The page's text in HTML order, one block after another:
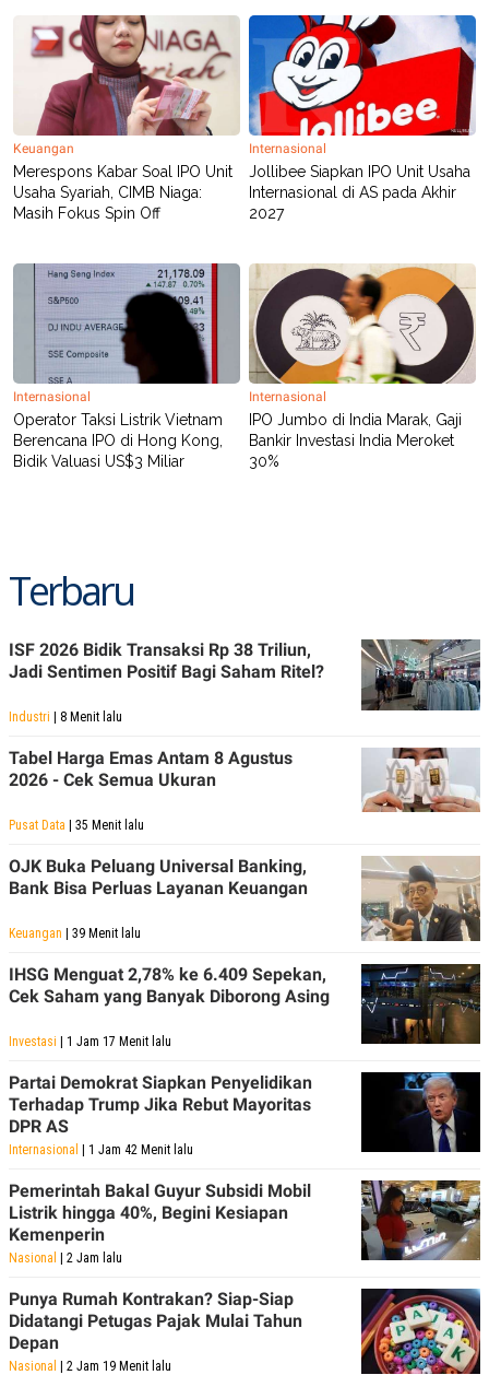
SITEMAPPROFILETERM
OF
USE
PEDOMAN
PEMBERITAAN
SIBER
PRIVACY
POLICY
Keuangan
Merespons Kabar Soal IPO Unit
Usaha Syariah, CIMB Niaga:
Masih Fokus Spin Off
Internasional
Jollibee Siapkan IPO Unit Usaha
Internasional di AS pada Akhir
2027
Internasional
Operator Taksi Listrik Vietnam
Berencana IPO di Hong Kong,
Bidik Valuasi US$3 Miliar
Internasional
IPO Jumbo di India Marak, Gaji
Bankir Investasi India Meroket
30%
Terbaru
ISF 2026 Bidik Transaksi Rp 38 Triliun,
Jadi Sentimen Positif Bagi Saham Ritel?
Industri | 8 Menit lalu
Tabel Harga Emas Antam 8 Agustus
2026 - Cek Semua Ukuran
Pusat Data | 35 Menit lalu
OJK Buka Peluang Universal Banking,
Bank Bisa Perluas Layanan Keuangan
Keuangan | 39 Menit lalu
IHSG Menguat 2,78% ke 6.409 Sepekan,
Cek Saham yang Banyak Diborong Asing
Investasi | 1 Jam 17 Menit lalu
Partai Demokrat Siapkan Penyelidikan
Terhadap Trump Jika Rebut Mayoritas
DPR AS
Internasional | 1 Jam 42 Menit lalu
Pemerintah Bakal Guyur Subsidi Mobil
Listrik hingga 40%, Begini Kesiapan
Kemenperin
Nasional | 2 Jam lalu
Punya Rumah Kontrakan? Siap-Siap
Didatangi Petugas Pajak Mulai Tahun
Depan
Nasional | 2 Jam 19 Menit lalu